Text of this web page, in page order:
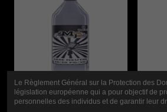
Le Règlement Général sur la Protection des
législation européenne qui a pour objectif de
personnelles des individus et de garantir leur